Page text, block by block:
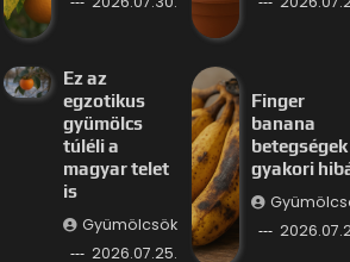
Ez az
egzotikus
gyümölcs
túléli a
magyar telet
is
Gyümölcsök
2026.07.25.
Finger
banana
betegségek
gyakori